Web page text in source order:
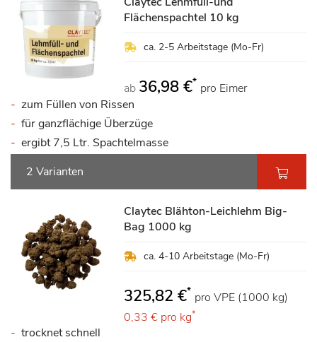
Flächenspachtel 10 kg
ca. 2-5 Arbeitstage (Mo-Fr)
ab 36,98 €* pro Eimer
zum Füllen von Rissen
für ganzflächige Überzüge
ergibt 7,5 Ltr. Spachtelmasse
2 Varianten
Claytec Blähton-Leichlehm Big-
Bag 1000 kg
ca. 4-10 Arbeitstage (Mo-Fr)
325,82 €* pro VPE (1000 kg)
0,33 € pro kg*
trocknet schnell